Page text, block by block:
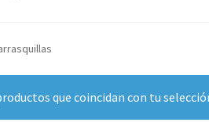
que coincidan con tu